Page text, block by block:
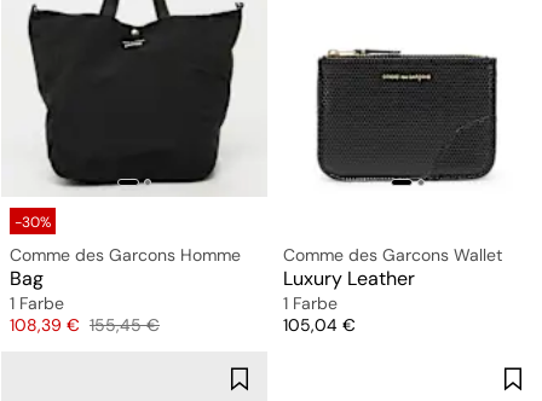
-30%
Comme des Garcons Homme
Bag
1 Farbe
Preis
108,39 € Originalpreis
155,45 €
Comme des Garcons Wallet
Luxury Leather
1 Farbe
Preis
105,04 €